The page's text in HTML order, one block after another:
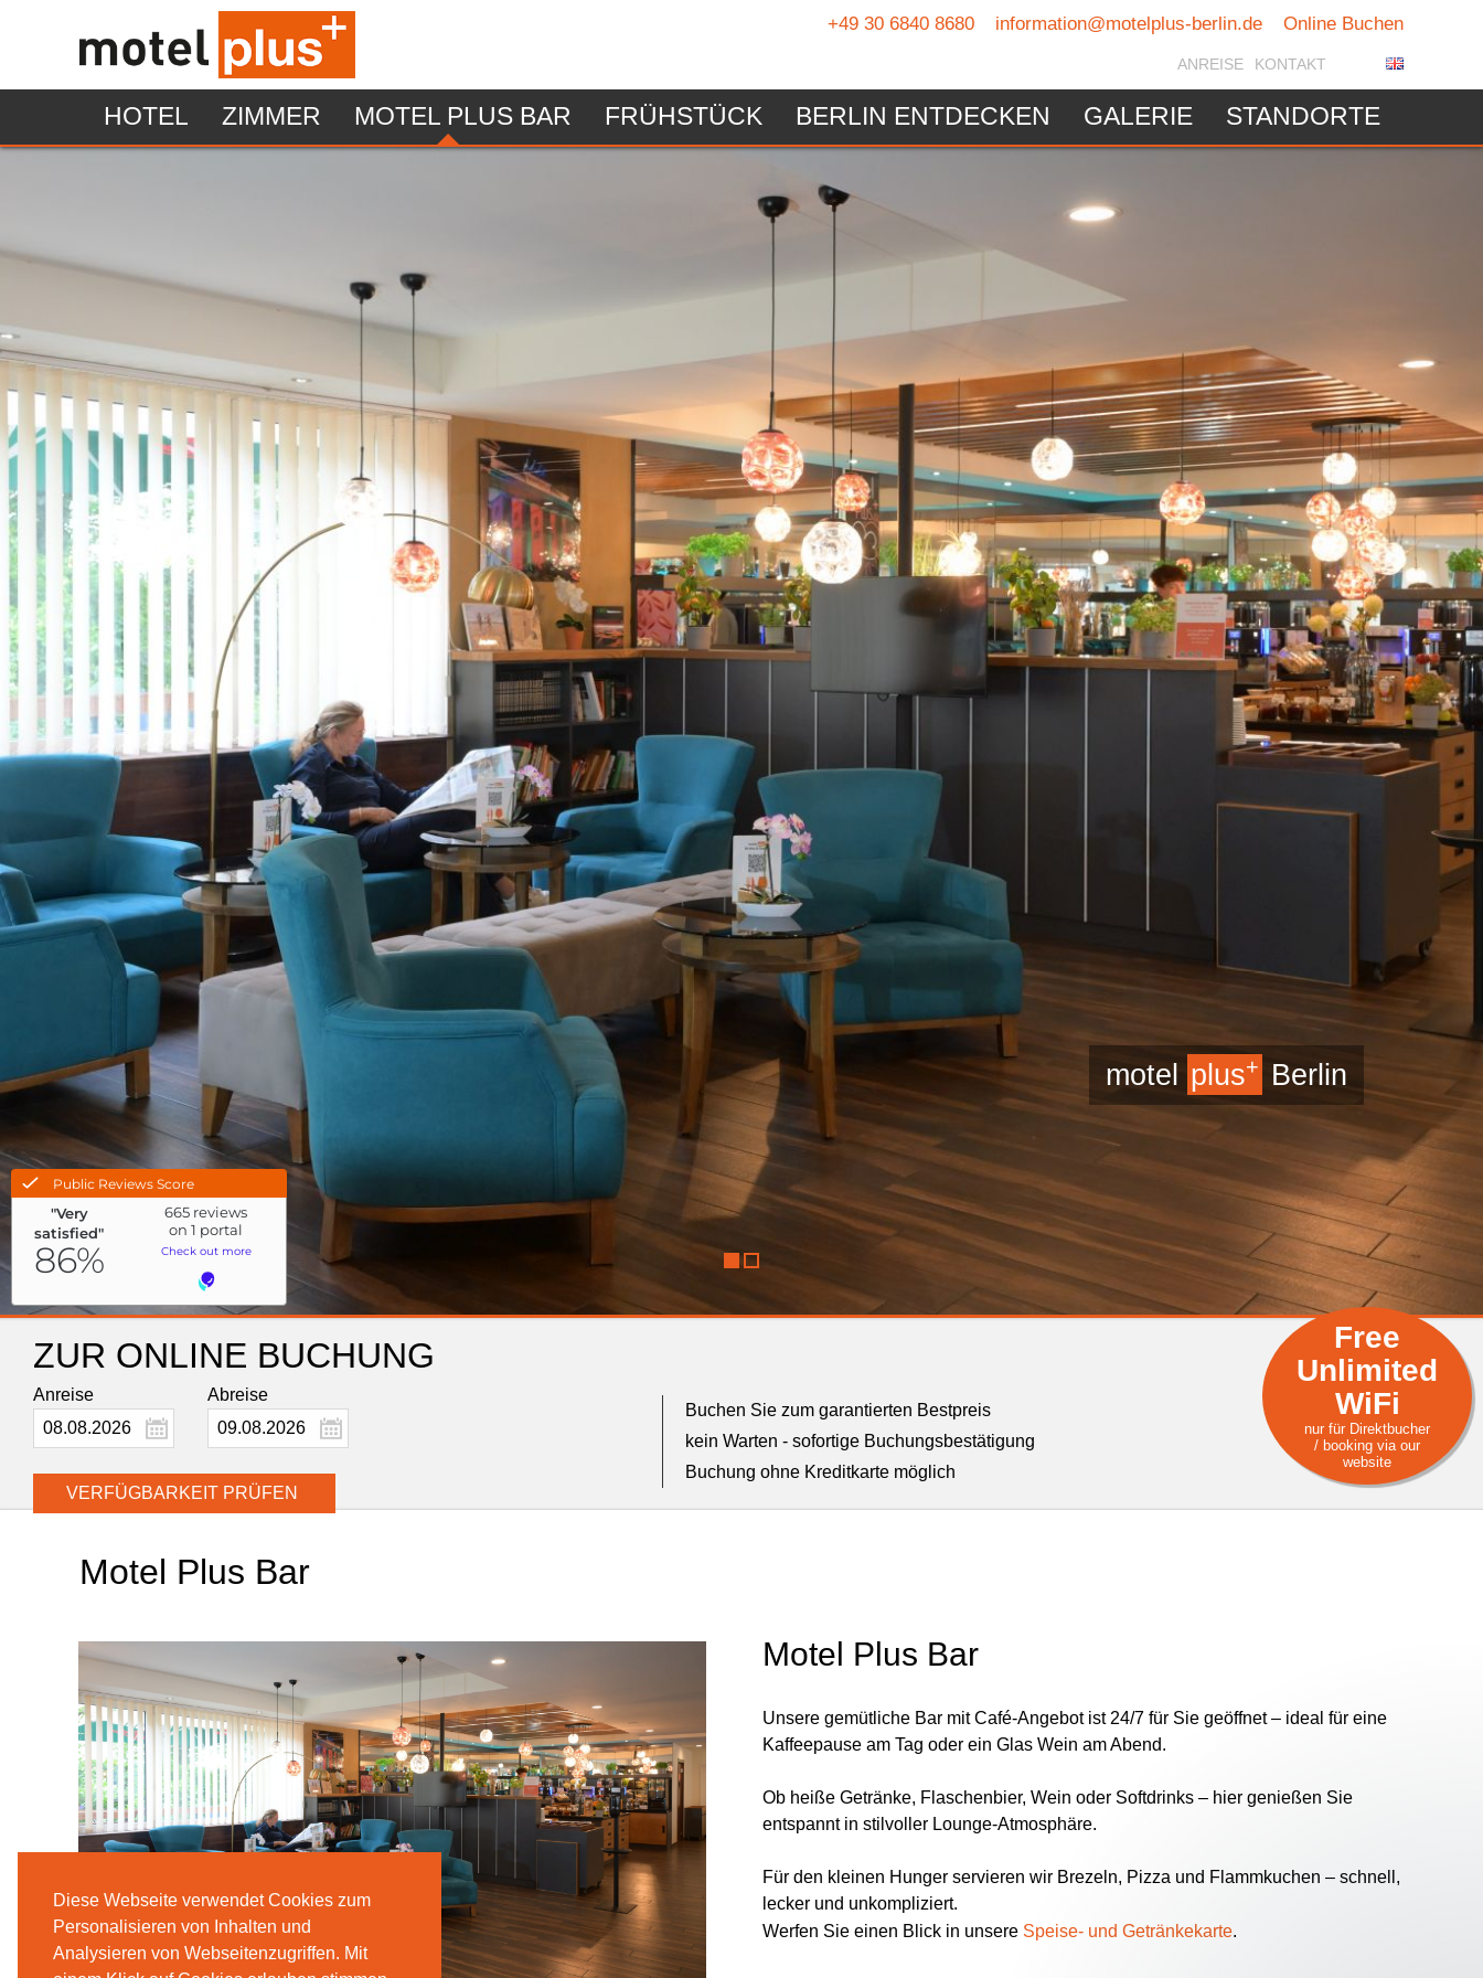
Diese Webseite verwendet Cookies zum
Personalisieren von Inhalten und
Analysieren von Webseitenzugriffen. Mit
+49 30 6840 8680 information@motelplus-berlin.de Online Buchen
ANREISE KONTAKT
HOTEL ZIMMER MOTEL PLUS BAR FRÜHSTÜCK BERLIN ENTDECKEN GALERIE STANDORTE
motel plus+ Berlin
2
ZUR ONLINE BUCHUNG
Anreise
Abreise
Buchen Sie zum garantierten Bestpreis
kein Warten - sofortige Buchungsbestätigung
Buchung ohne Kreditkarte möglich
Free
Unlimited
WiFi
nur für Direktbucher
/ booking via our
website
Motel Plus Bar
Motel Plus Bar
Unsere gemütliche Bar mit Café-Angebot ist 24/7 für Sie geöffnet – ideal für eine
Kaffeepause am Tag oder ein Glas Wein am Abend.
Ob heiße Getränke, Flaschenbier, Wein oder Softdrinks – hier genießen Sie
entspannt in stilvoller Lounge-Atmosphäre.
Für den kleinen Hunger servieren wir Brezeln, Pizza und Flammkuchen – schnell,
lecker und unkompliziert.
Werfen Sie einen Blick in unsere Speise- und Getränkekarte.